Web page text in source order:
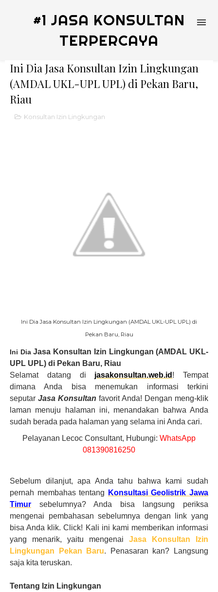
#1 JASA KONSULTAN
TERPERCAYA
Ini Dia Jasa Konsultan Izin Lingkungan
(AMDAL UKL-UPL UPL) di Pekan Baru,
Riau
Konsultan Izin Lingkungan
Ini Dia Jasa Konsultan Izin Lingkungan (AMDAL UKL-UPL UPL) di
Pekan Baru, Riau
Ini DiaJasa Konsultan Izin Lingkungan (AMDAL UKL-
UPL UPL) di Pekan Baru, Riau
Selamat datang di jasakonsultan.web.id ! Tempat
dimana Anda bisa menemukan informasi terkini
seputar Jasa Konsultan favorit Anda! Dengan meng-klik
laman menuju halaman ini, menandakan bahwa Anda
sudah berada pada halaman yang selama ini Anda cari.
Pelayanan Lecoc Consultant, Hubungi: WhatsApp
081390816250
Sebelum dilanjut, apa Anda tahu bahwa kami sudah
pernah membahas tentang
Konsultasi Geolistrik Jawa
Timur
sebelumnya? Anda bisa langsung periksa
mengenai pembahasan sebelumnya dengan link yang
bisa Anda klik. Click! Kali ini kami memberikan informasi
yang menarik, yaitu mengenai Jasa Konsultan Izin
Lingkungan Pekan Baru. Penasaran kan? Langsung
saja kita teruskan.
Tentang Izin Lingkungan